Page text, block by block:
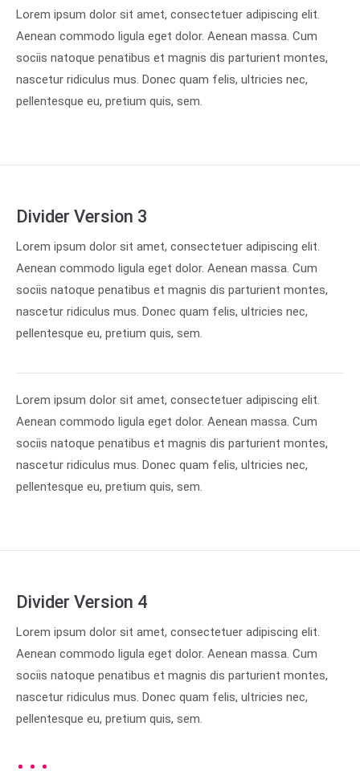
Lorem ipsum dolor sit amet, consectetuer adipiscing elit.
Aenean commodo ligula eget dolor. Aenean massa. Cum
sociis natoque penatibus et magnis dis parturient montes,
nascetur ridiculus mus. Donec quam felis, ultricies nec,
pellentesque eu, pretium quis, sem.
Divider Version 3
Lorem ipsum dolor sit amet, consectetuer adipiscing elit.
Aenean commodo ligula eget dolor. Aenean massa. Cum
sociis natoque penatibus et magnis dis parturient montes,
nascetur ridiculus mus. Donec quam felis, ultricies nec,
pellentesque eu, pretium quis, sem.
Lorem ipsum dolor sit amet, consectetuer adipiscing elit.
Aenean commodo ligula eget dolor. Aenean massa. Cum
sociis natoque penatibus et magnis dis parturient montes,
nascetur ridiculus mus. Donec quam felis, ultricies nec,
pellentesque eu, pretium quis, sem.
Divider Version 4
Lorem ipsum dolor sit amet, consectetuer adipiscing elit.
Aenean commodo ligula eget dolor. Aenean massa. Cum
sociis natoque penatibus et magnis dis parturient montes,
nascetur ridiculus mus. Donec quam felis, ultricies nec,
pellentesque eu, pretium quis, sem.